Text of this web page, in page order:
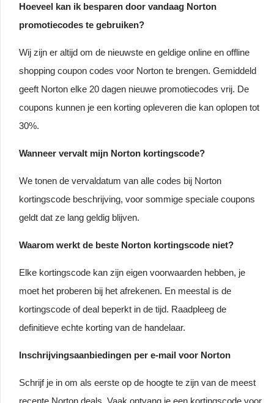
Hoeveel kan ik besparen door vandaag Norton
promotiecodes te gebruiken?
Wij zijn er altijd om de nieuwste en geldige online en offline
shopping coupon codes voor Norton te brengen. Gemiddeld
geeft Norton elke 20 dagen nieuwe promotiecodes vrij. De
coupons kunnen je een korting opleveren die kan oplopen tot
30%.
Wanneer vervalt mijn Norton kortingscode?
We tonen de vervaldatum van alle codes bij Norton
kortingscode beschrijving, voor sommige speciale coupons
geldt dat ze lang geldig blijven.
Waarom werkt de beste Norton kortingscode niet?
Elke kortingscode kan zijn eigen voorwaarden hebben, je
moet het proberen bij het afrekenen. En meestal is de
kortingscode of deal beperkt in de tijd. Raadpleeg de
definitieve echte korting van de handelaar.
Inschrijvingsaanbiedingen per e-mail voor Norton
Schrijf je in om als eerste op de hoogte te zijn van de meest
recente Norton deals. Vaak ontvang je een kortingscode voor